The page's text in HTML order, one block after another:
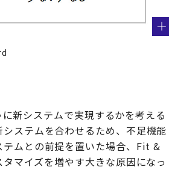
新システムで実現するかを考える
ステムを合わせるため、不足機能
ムとの前提を置いた場合、Fit &
マイズを増やす大きな原因になっ